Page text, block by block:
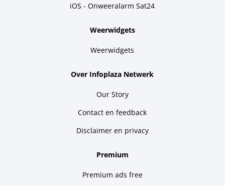
iOS - Onweeralarm Sat24
Weerwidgets
Weerwidgets
Over Infoplaza Netwerk
Our Story
Contact en feedback
Disclaimer en privacy
Premium
Premium ads free